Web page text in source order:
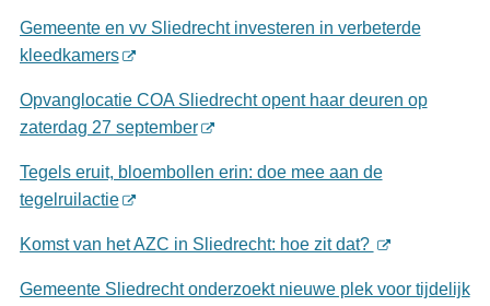
Gemeente en vv Sliedrecht investeren in verbeterde
kleedkamers
Opvanglocatie COA Sliedrecht opent haar deuren op
zaterdag 27 september
Tegels eruit, bloembollen erin: doe mee aan de
tegelruilactie
Komst van het AZC in Sliedrecht: hoe zit dat?
Gemeente Sliedrecht onderzoekt nieuwe plek voor tijdelijk